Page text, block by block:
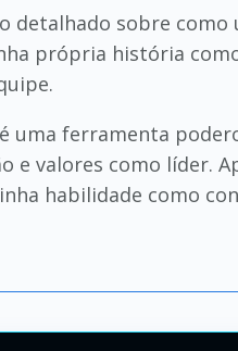
detalhado sobre
própria história
uma ferramenta
valores como líder.
habilidade como